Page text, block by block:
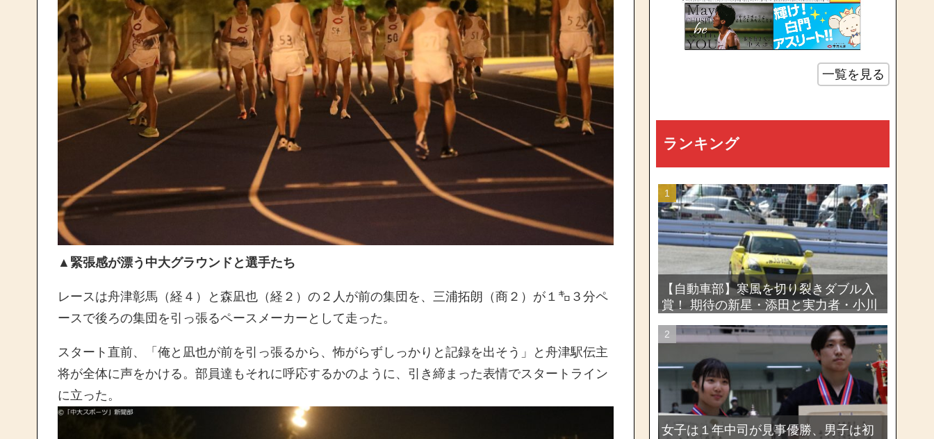
▲緊張感が漂う中大グラウンドと選手たち
レースは舟津彰馬（経４）と森凪也（経２）の２人が前の集団を、三浦拓朗（商２）が１㌔３分ペ
ースで後ろの集団を引っ張るペースメーカーとして走った。
スタート直前、「俺と凪也が前を引っ張るから、怖がらずしっかりと記録を出そう」と舟津駅伝主
将が全体に声をかける。部員達もそれに呼応するかのように、引き締まった表情でスタートライン
に立った。
一覧を見る
ランキング
【自動車部】寒風を切り裂きダブル入
賞！ 期待の新星・添田と実力者・小川
大会2026
女子は１年中司が見事優勝、男子は初